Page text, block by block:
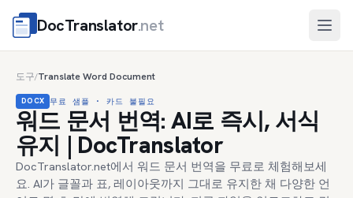
DocTranslator.net 메뉴
도구/Translate Word Document
DOCX 무료 샘플 · 카드 불필요
워드 문서 번역: AI로 즉시, 서식
유지 | DocTranslator
DocTranslator.net에서 워드 문서 번역을 무료로 체험해보세
요. AI가 글꼴과 표, 레이아웃까지 그대로 유지한 채 다양한 언